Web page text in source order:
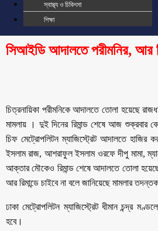
স্বাস্থ্য ও চিকিৎসা
শিক্ষা
সিআইডি আদালতে পরীমনির, আর
চিত্রনায়িকা পরীমনিকে আদালতে তোলা হয়েছে
মামলায় । দুই দিনের রিমান্ড শেষে আজ শুক্রবার
চিফ মেট্রোপলিটন ম্যাজিস্ট্রেট আদালতে
ইসলাম রাজ, আশরাফুল ইসলাম ওরফে দীপু মামা,
আক্তার মৌকেও রিমান্ড শেষে আদালতে তোলা
আর রিমান্ডে চাইবে না বলে জানিয়েছে মামলার
ঢাকা মেট্রোপলিটন ম্যাজিস্ট্রেট ধীমান চন্দ্র
হবে।